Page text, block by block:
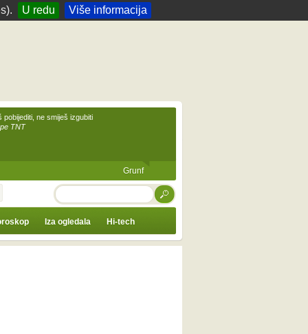
U redu Više informacija
pobijediti, ne smiješ izgubiti
TNT
Grunf
TRAŽI
Iza ogledala Hi-tech